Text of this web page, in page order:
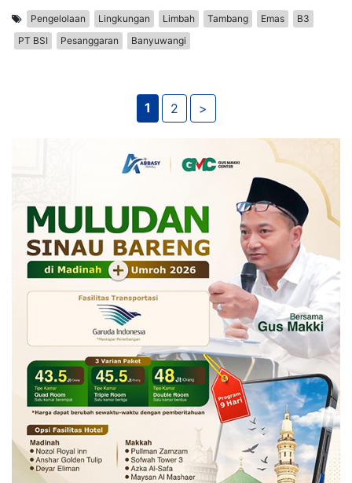
Pengelolaan Lingkungan Limbah Tambang Emas
B3
PT BSI
Pesanggaran Banyuwangi
1 2 >